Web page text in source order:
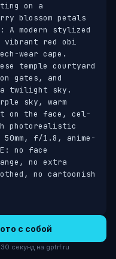
on a
blossom petals
A modern stylized
vibrant red obi
wear cape.
temple courtyard
gates, and
a twilight sky.
sky, warm
on the face, cel-
photorealistic
f/1.8, anime-
no face
no extra
no cartoonish
с собой
секунд на gptrf.ru